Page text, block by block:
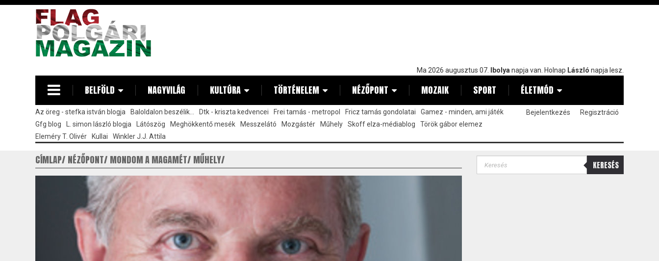
Ma 2026 augusztus 07. Ibolya napja van. Holnap László napja lesz.
BELFÖLD NAGYVILÁG KULTÚRA TÖRTÉNELEM NÉZŐPONT MOZAIK SPORT ÉLETMÓD
Az öreg - stefka istván blogja Baloldalon beszélik... Dtk - kriszta kedvencei Frei tamás - metropol Fricz tamás gondolatai
Gamez - minden, ami játék
Gfg blog
L. simon lászló blogja Látószög Meghökkentő mesék Messzelátó Mozgástér Műhely Skoff elza-médiablog
Török gábor elemez
Eleméry T. Olivér
Kullai Winkler J.J. Attila
Bejelentkezés Regisztráció
CÍMLAP NÉZŐPONT MONDOM A MAGAMÉT MŰHELY KERESÉS